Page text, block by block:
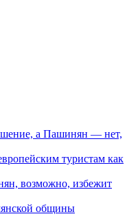
а Пашинян — нет,
туристам как
возможно, избежит
общины